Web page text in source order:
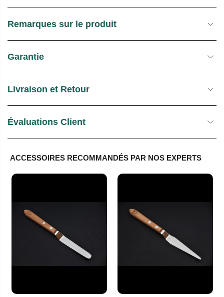
Remarques sur le produit
Garantie
Livraison et Retour
Évaluations Client
ACCESSOIRES RECOMMANDÉS PAR NOS EXPERTS